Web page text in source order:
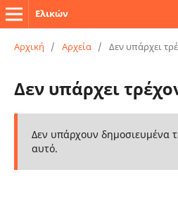
Ελικών
Αρχική / Αρχεία / Δεν υπάρχει
Δεν υπάρχει
Δεν υπάρχουν δημοσιευμένα
αυτό.